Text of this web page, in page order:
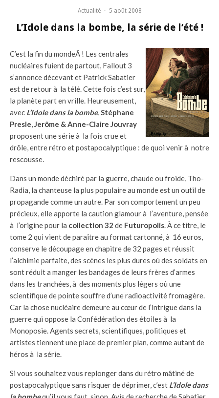
Actualité · 5 août 2008
L’Idole dans la bombe, la série de l’été !
C’est la fin du mondeÂ ! Les centrales
nucléaires fuient de partout, Fallout 3
s’annonce décevant et Patrick Sabatier
est de retour à la télé. Cette fois c’est sur,
la planète part en vrille. Heureusement,
avec L’Idole dans la bombe,Stéphane
Presle,Jerôme & Anne-Claire Jouvray
proposent une série à la fois crue et
drôle, entre rétro et postapocalyptique : de quoi venir à notre
rescousse.
Dans un monde déchiré par la guerre, chaude ou froide, Tho-
Radia, la chanteuse la plus populaire au monde est un outil de
propagande comme un autre. Par son comportement un peu
précieux, elle apporte la caution glamour à l’aventure, pensée
à l’origine pour la collection 32 de Futuropolis. À ce titre, le
tome 2 qui vient de paraître au format cartonné, à 16 euros,
conserve le découpage en chapitre de 32 pages et réussit
l’alchimie parfaite, des scènes les plus dures où des soldats en
sont réduit a manger les bandages de leurs frères d’armes
dans les tranchées, à des moments plus légers où une
scientifique de pointe souffre d’une radioactivité fromagère.
Car la chose nucléaire demeure au cœur de l’intrigue dans la
guerre qui oppose la Confédération des étoiles à la
Monoposie. Agents secrets, scientifiques, politiques et
artistes tiennent une place de premier plan, comme autant de
héros à la série.
Si vous souhaitez vous replonger dans du rétro mâtiné de
postapocalyptique sans risquer de déprimer, c’est L’Idole dans